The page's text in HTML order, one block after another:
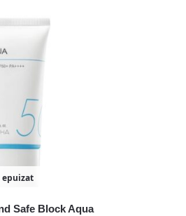
epuizat
Safe Block Aqua